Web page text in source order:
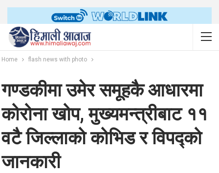
Home flash news with photo
गण्डकीमा उमेर समूहकै आधारमा
कोरोना खोप, मुख्यमन्त्रीबाट ११
वटै जिल्लाको कोभिड र विपद्को
जानकारी